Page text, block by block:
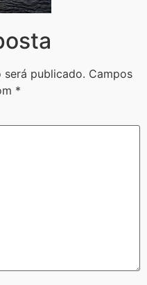
será publicado. Campos
*